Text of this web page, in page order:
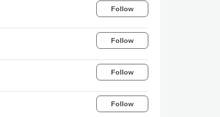
Follow
Follow
Follow
Follow